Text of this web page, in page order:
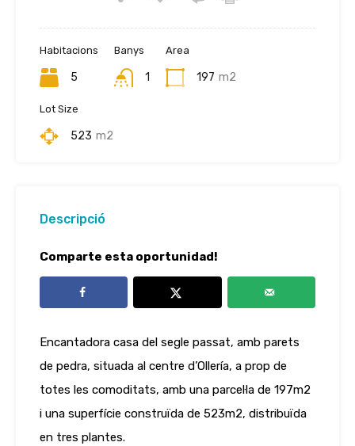
Habitacions
5
Banys
1
Area
197 m2
Lot Size
523 m2
Descripció
Comparte esta oportunidad!
Encantadora casa del segle passat, amb parets
de pedra, situada al centre d’Ollería, a prop de
totes les comoditats, amb una parcel·la de 197m2
i una superfície construïda de 523m2, distribuïda
en tres plantes.